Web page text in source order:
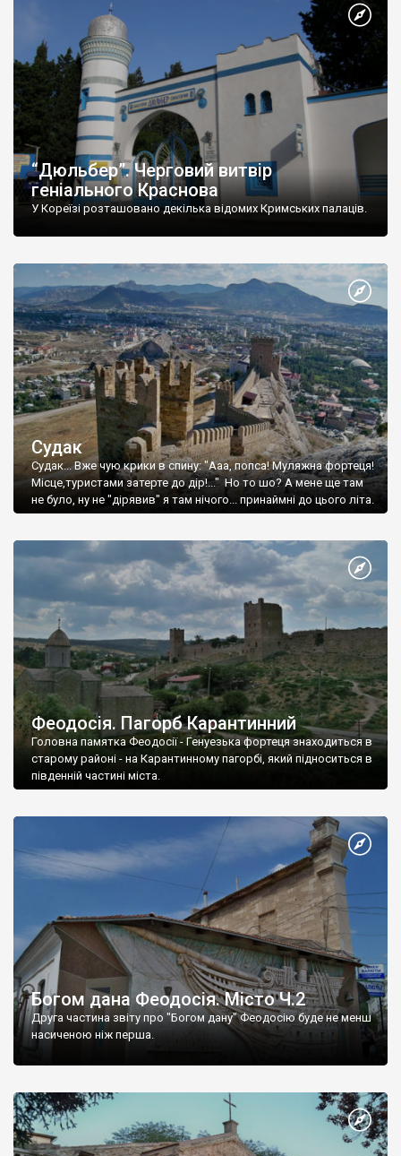
“Дюльбер”. Черговий витвір
геніального Краснова
У Кореїзі розташовано декілька відомих Кримських палаців.
Судак
Судак... Вже чую крики в спину: "Ааа, попса! Муляжна фортеця!
Місце,туристами затерте до дір!..." Но то шо? А мене ще там
не було, ну не "дірявив" я там нічого... принаймні до цього літа.
Феодосія. Пагорб Карантинний
Головна памятка Феодосії - Генуезька фортеця знаходиться в
старому районі - на Карантинному пагорбі, який підноситься в
південній частині міста.
Богом дана Феодосія. Місто Ч.2
Друга частина звіту про "Богом дану" Феодосію буде не менш
насиченою ніж перша.